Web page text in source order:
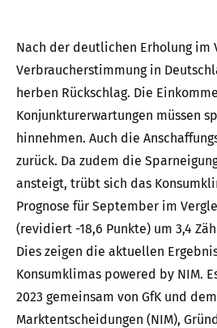
Nach der deutlichen Erholung
Verbraucherstimmung in
herben Rückschlag. Die
Konjunkturerwartungen müssen
hinnehmen. Auch die
zurück. Da zudem die
ansteigt, trübt sich das
Prognose für September im
(revidiert -18,6 Punkte) um 3,4
Dies zeigen die aktuellen
Konsumklimas powered by NIM.
2023 gemeinsam von GfK und
Marktentscheidungen (NIM),